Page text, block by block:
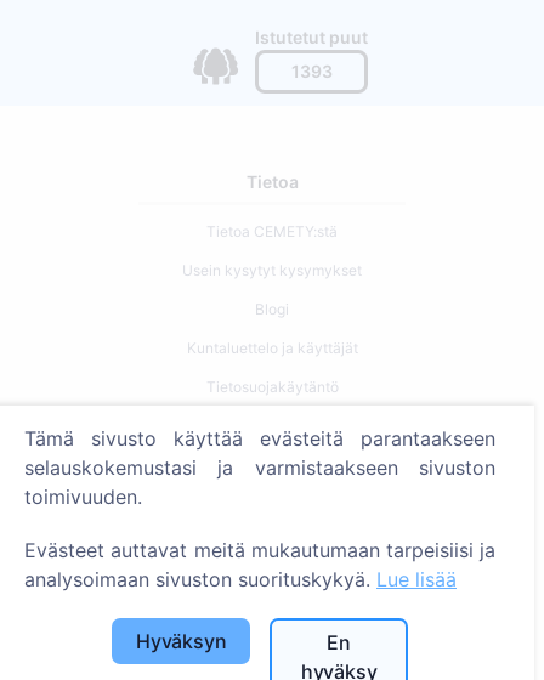
Istutetut puut
1393
Tietoa
Tietoa CEMETY:stä
Usein kysytyt kysymykset
Blogi
Kuntaluettelo ja käyttäjät
Tietosuojakäytäntö
Evästeasetukset
Palvelut
Tämä sivusto käyttää evästeitä parantaakseen
selauskokemustasi ja varmistaakseen sivuston
toimivuuden.
Evästeet auttavat meitä mukautumaan tarpeisiisi ja
analysoimaan sivuston suorituskykyä. Lue lisää
Hyväksyn
En
hyväksy